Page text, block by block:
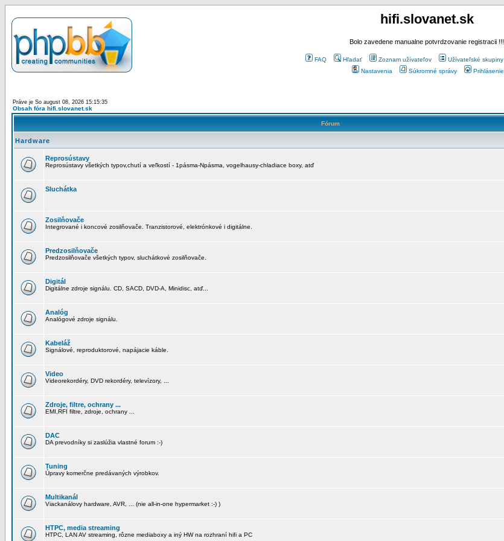
hifi.slovanet.sk
Bolo zavedene manualne potvrdzovanie registracii !!!
FAQ Hľadať Zoznam užívateľov Užívateľské skupiny
Nastavenia
Súkromné správy Prihlásenie
Práve je So august 08, 2026 15:15:35
Obsah fóra hifi.slovanet.sk
Fórum
Hardware
Reprosústavy
Reprosústavy všetkých typov,chutí a veľkostí - 1pásma-Npásma, vogelhausy-chladiace boxy, atď
Sluchátka
Zosilňovače
Integrované i koncové zosilňovače. Tranzistorové, elektrónkové i digitálne.
Predzosilňovače
Predzosilňovače všetkých typov, sluchátkové zosilňovače.
Digitál
Digitálne zdroje signálu. CD, SACD, DVD-A, Minidisc, atď...
Analóg
Analógové zdroje signálu.
Kabeláž
Signálové, reproduktorové, napájacie káble.
Video
Videorekordéry, DVD rekordéry, televízory, ...
Zdroje, filtre, ochrany ...
EMI,RFI filtre, zdroje, ochrany ...
DAC
DA prevodníky si zaslúžia vlastné forum :-)
Tuning
Úpravy komerčne predávaných výrobkov.
Multikanál
Viackanálovy hardware, AVR, ... (nie all-in-one hypermarket :-) )
HTPC, media streaming
HTPC, LAN AV streaming, rôzne mediaboxy a iný HW na rozhraní hifi a PC